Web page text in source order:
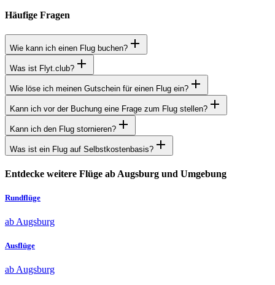
Häufige Fragen
Wie kann ich einen Flug buchen?
Was ist Flyt.club?
Wie löse ich meinen Gutschein für einen Flug ein?
Kann ich vor der Buchung eine Frage zum Flug stellen?
Kann ich den Flug stornieren?
Was ist ein Flug auf Selbstkostenbasis?
Entdecke weitere Flüge ab Augsburg und Umgebung
Rundflüge
ab Augsburg
Ausflüge
ab Augsburg